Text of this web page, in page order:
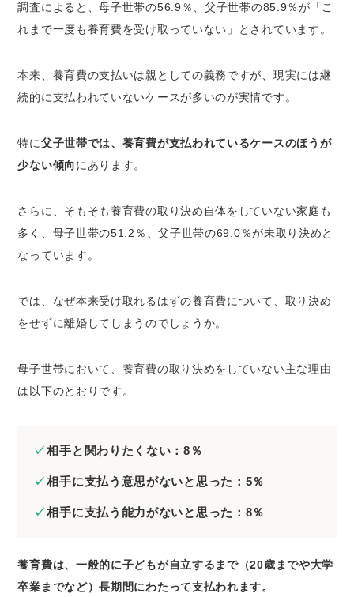
調査によると、母子世帯の56.9％、父子世帯の85.9％が「こ
れまで一度も養育費を受け取っていない」とされています。
本来、養育費の支払いは親としての義務ですが、現実には継
続的に支払われていないケースが多いのが実情です。
特に父子世帯では、養育費が支払われているケースのほうが
少ない傾向にあります。
さらに、そもそも養育費の取り決め自体をしていない家庭も
多く、母子世帯の51.2％、父子世帯の69.0％が未取り決めと
なっています。
では、なぜ本来受け取れるはずの養育費について、取り決め
をせずに離婚してしまうのでしょうか。
母子世帯において、養育費の取り決めをしていない主な理由
は以下のとおりです。
相手と関わりたくない：8％
相手に支払う意思がないと思った：5％
相手に支払う能力がないと思った：8％
養育費は、一般的に子どもが自立するまで（20歳までや大学
卒業までなど）長期間にわたって支払われます。